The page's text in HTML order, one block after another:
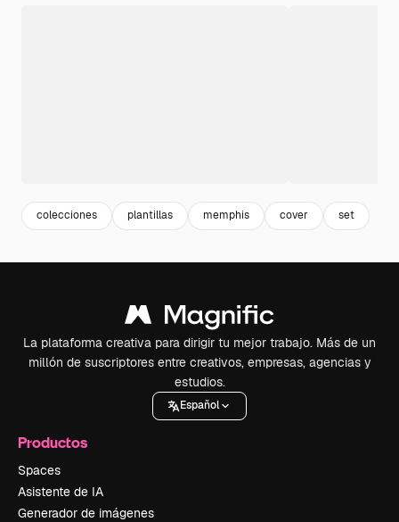
colecciones plantillas memphis cover set
La plataforma creativa para dirigir tu mejor trabajo. Más de un
millón de suscriptores entre creativos, empresas, agencias y
estudios.
Español
Productos
Spaces
Asistente de IA
Generador de imágenes